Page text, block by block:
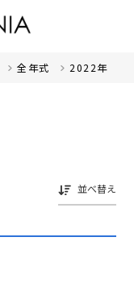
全年式 2022年
並べ替え